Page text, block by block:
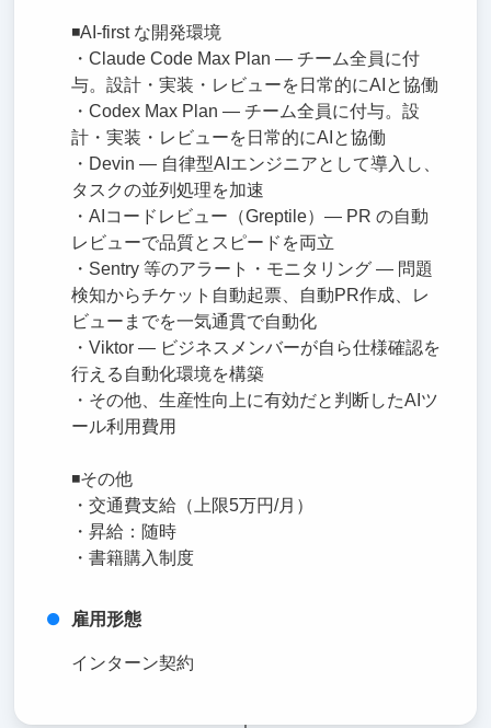
◾️AI-first な開発環境
・Claude Code Max Plan — チーム全員に付
与。設計・実装・レビューを日常的にAIと協働
・Codex Max Plan — チーム全員に付与。設
計・実装・レビューを日常的にAIと協働
・Devin — 自律型AIエンジニアとして導入し、
タスクの並列処理を加速
・AIコードレビュー（Greptile）— PR の自動
レビューで品質とスピードを両立
・Sentry 等のアラート・モニタリング — 問題
検知からチケット自動起票、自動PR作成、レ
ビューまでを一気通貫で自動化
・Viktor — ビジネスメンバーが自ら仕様確認を
行える自動化環境を構築
・その他、生産性向上に有効だと判断したAIツ
ール利用費用
◾️その他
・交通費支給（上限5万円/月）
・昇給：随時
・書籍購入制度
雇用形態
インターン契約